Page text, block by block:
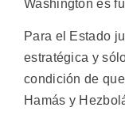
Washington es
Para el Estado
estratégica y
condición de
Hamás y